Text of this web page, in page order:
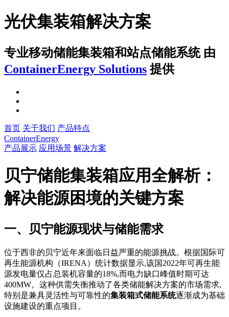
光伏集装箱解决方案
专业移动储能集装箱和站点储能系统 由
ContainerEnergy Solutions 提供
首页 关于我们 产品特点
ContainerEnergy
产品展示 应用场景 解决方案
贝宁储能集装箱应用全解析：
解决能源困境的关键方案
一、贝宁能源现状与储能需求
位于西非的贝宁近年来面临日益严重的能源挑战。根据国际可
再生能源机构（IRENA）统计数据显示,该国2022年可再生能
源发电量仅占总装机容量的18%,而电力缺口峰值时期可达
400MW。这种供需失衡推动了各类储能解决方案的市场需求,
特别是兼具灵活性与可靠性的集装箱式储能系统逐渐成为基础
设施建设的重点项目。